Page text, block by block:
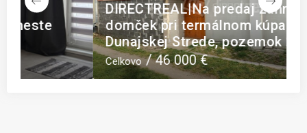
DIRECTREAL|Na predaj záhradný
domček pri termálnom kúpalisku v
Dunajskej Strede, pozemok 222 m²
Celkovo 46 000 €